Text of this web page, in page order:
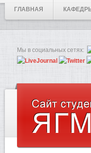
ГЛАВНАЯ
Мы в социальных сетях: